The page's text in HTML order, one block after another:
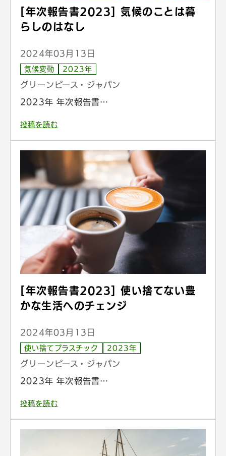
[年次報告書2023] 気候のことは暮
らしのはなし
2024年03月13日
気候変動 2023年
グリーンピース・ジャパン
2023年 年次報告書…
投稿を読む
[年次報告書2023] 使い捨てない豊
かな生活へのチェンジ
2024年03月13日
使い捨てプラスチック 2023年
グリーンピース・ジャパン
2023年 年次報告書…
投稿を読む